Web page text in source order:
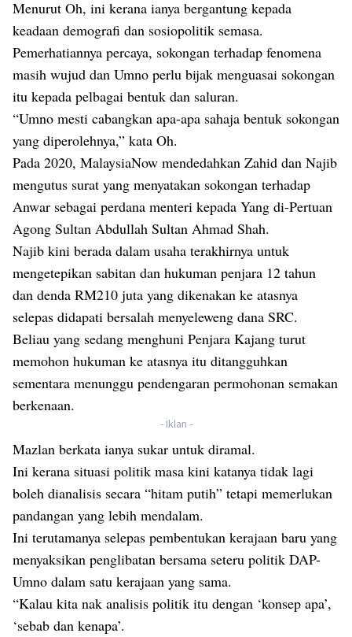
Menurut Oh, ini kerana ianya bergantung kepada
keadaan demografi dan sosiopolitik semasa.
Pemerhatiannya percaya, sokongan terhadap fenomena
masih wujud dan Umno perlu bijak menguasai sokongan
itu kepada pelbagai bentuk dan saluran.
“Umno mesti cabangkan apa-apa sahaja bentuk sokongan
yang diperolehnya,” kata Oh.
Pada 2020, MalaysiaNow mendedahkan Zahid dan Najib
mengutus surat yang menyatakan sokongan terhadap
Anwar sebagai perdana menteri kepada Yang di-Pertuan
Agong Sultan Abdullah Sultan Ahmad Shah.
Najib kini berada dalam usaha terakhirnya untuk
mengetepikan sabitan dan hukuman penjara 12 tahun
dan denda RM210 juta yang dikenakan ke atasnya
selepas didapati bersalah menyeleweng dana SRC.
Beliau yang sedang menghuni Penjara Kajang turut
memohon hukuman ke atasnya itu ditangguhkan
sementara menunggu pendengaran permohonan semakan
berkenaan.
- Iklan -
Mazlan berkata ianya sukar untuk diramal.
Ini kerana situasi politik masa kini katanya tidak lagi
boleh dianalisis secara “hitam putih” tetapi memerlukan
pandangan yang lebih mendalam.
Ini terutamanya selepas pembentukan kerajaan baru yang
menyaksikan penglibatan bersama seteru politik DAP-
Umno dalam satu kerajaan yang sama.
“Kalau kita nak analisis politik itu dengan ‘konsep apa’,
‘sebab dan kenapa’.